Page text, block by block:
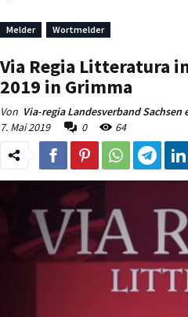
Melder Wortmelder
Via Regia Litteratura
2019 in Grimma
Von Via-regia Landesverband Sachsen
7. Mai 2019
0 64